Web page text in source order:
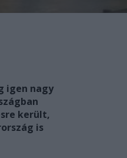
igen nagy
került,
is